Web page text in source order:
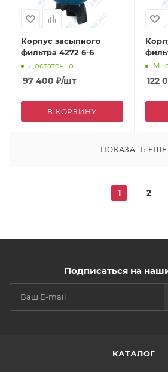
Корпус засыпного
фильтра 4272 6-6
Достаточно
97 400 ₽/шт
В КОРЗИНУ
122
ПОКАЗАТЬ ЕЩЕ
1 2
Подписаться на
КАТАЛОГ